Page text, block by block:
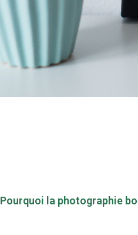
Pourquoi la photographie